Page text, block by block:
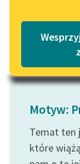
Lektury szkolne
literatury do
uczennic i
E-kolekcja lektur
szkolnych i
słuchania dla
Motyw:
Temat ten
które